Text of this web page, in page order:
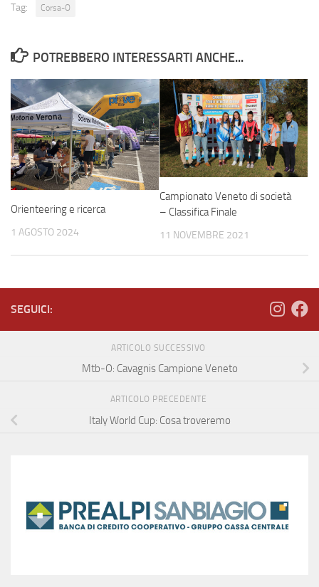
Tag: Corsa-O
POTREBBERO INTERESSARTI ANCHE...
Orienteering e ricerca
1 AGOSTO 2024
Campionato Veneto di società
– Classifica Finale
11 NOVEMBRE 2021
SEGUICI:
ARTICOLO SUCCESSIVO
Mtb-O: Cavagnis Campione Veneto
ARTICOLO PRECEDENTE
Italy World Cup: Cosa troveremo